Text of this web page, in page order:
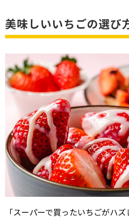
美味しいいちごの選び
「スーパーで買ったいちごがハ